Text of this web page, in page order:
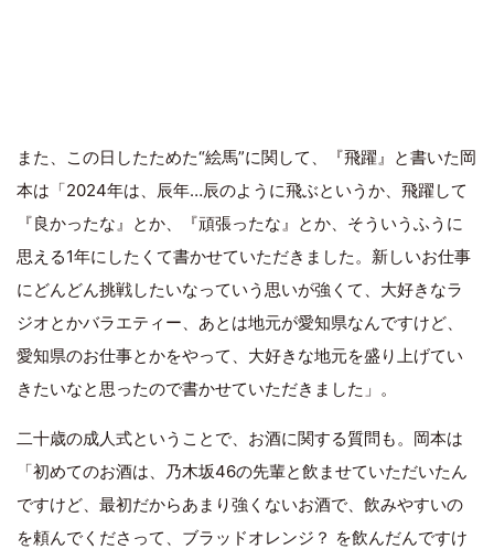
また、この日したためた“絵馬”に関して、『飛躍』と書いた岡
本は「2024年は、辰年…辰のように飛ぶというか、飛躍して
『良かったな』とか、『頑張ったな』とか、そういうふうに
思える1年にしたくて書かせていただきました。新しいお仕事
にどんどん挑戦したいなっていう思いが強くて、大好きなラ
ジオとかバラエティー、あとは地元が愛知県なんですけど、
愛知県のお仕事とかをやって、大好きな地元を盛り上げてい
きたいなと思ったので書かせていただきました」。
二十歳の成人式ということで、お酒に関する質問も。岡本は
「初めてのお酒は、乃木坂46の先輩と飲ませていただいたん
ですけど、最初だからあまり強くないお酒で、飲みやすいの
を頼んでくださって、ブラッドオレンジ？ を飲んだんですけ